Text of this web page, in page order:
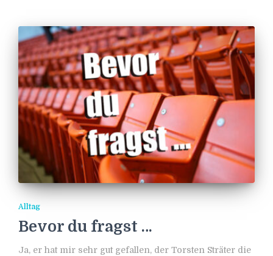
Alltag
Bevor du fragst …
Ja, er hat mir sehr gut gefallen, der Torsten Sträter die